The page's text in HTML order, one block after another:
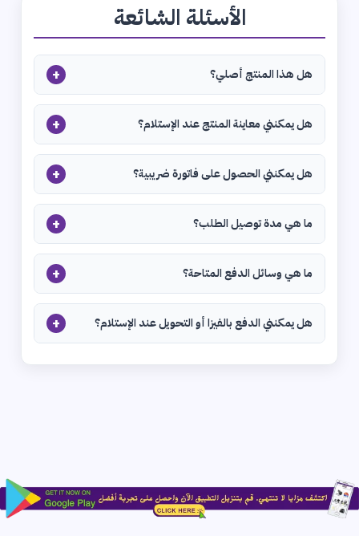
الأسئلة الشائعة
هل هذا المنتج أصلي؟ +
هل يمكنني معاينة المنتج عند الإستلام؟ +
هل يمكنني الحصول على فاتورة ضريبية؟ +
ما هي مدة توصيل الطلب؟ +
ما هي وسائل الدفع المتاحة؟ +
هل يمكنني الدفع بالفيزا أو التحويل عند الإستلام؟ +